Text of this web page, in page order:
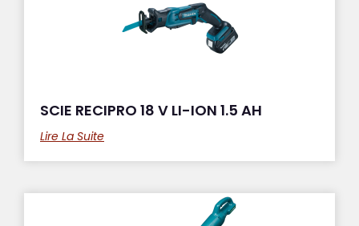
SCIE RECIPRO 18 V LI-ION 1.5 AH
Lire La Suite